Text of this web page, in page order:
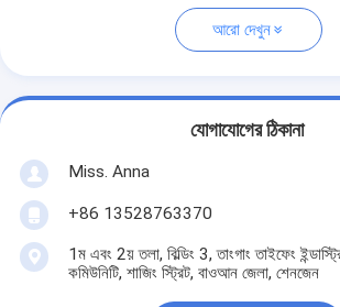
আরো দেখুন
যোগাযোগের ঠিকানা
Miss. Anna
+86 13528763370
1ম এবং 2য় তলা, বিল্ডিং 3, তাংগাং তাইফেং
কমিউনিটি, শাজিং স্ট্রিট, বাওআন জেলা, শেনজেন